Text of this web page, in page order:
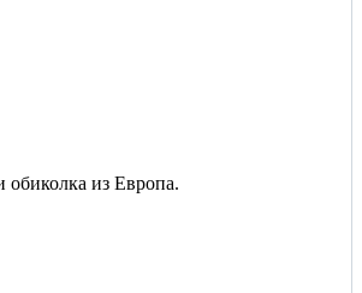
обиколка из Европа.